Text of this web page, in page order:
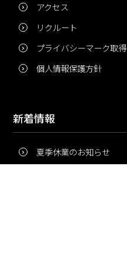
アクセス
リクルート
プライバシーマーク取得
個人情報保護方針
新着情報
夏季休業のお知らせ